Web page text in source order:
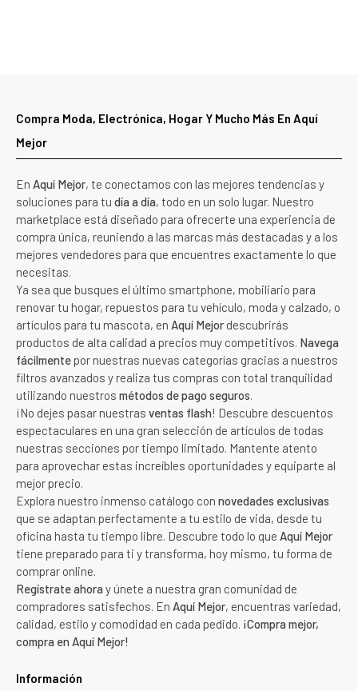
Compra Moda, Electrónica, Hogar Y Mucho Más En Aquí
Mejor
En Aquí Mejor, te conectamos con las mejores tendencias y
soluciones para tu día a día, todo en un solo lugar. Nuestro
marketplace está diseñado para ofrecerte una experiencia de
compra única, reuniendo a las marcas más destacadas y a los
mejores vendedores para que encuentres exactamente lo que
necesitas.
Ya sea que busques el último smartphone, mobiliario para
renovar tu hogar, repuestos para tu vehículo, moda y calzado, o
artículos para tu mascota, en Aquí Mejor descubrirás
productos de alta calidad a precios muy competitivos. Navega
fácilmente por nuestras nuevas categorías gracias a nuestros
filtros avanzados y realiza tus compras con total tranquilidad
utilizando nuestros métodos de pago seguros.
¡No dejes pasar nuestras ventas flash! Descubre descuentos
espectaculares en una gran selección de artículos de todas
nuestras secciones por tiempo limitado. Mantente atento
para aprovechar estas increíbles oportunidades y equiparte al
mejor precio.
Explora nuestro inmenso catálogo con novedades exclusivas
que se adaptan perfectamente a tu estilo de vida, desde tu
oficina hasta tu tiempo libre. Descubre todo lo que Aquí Mejor
tiene preparado para ti y transforma, hoy mismo, tu forma de
comprar online.
Regístrate ahora y únete a nuestra gran comunidad de
compradores satisfechos. En Aquí Mejor, encuentras variedad,
calidad, estilo y comodidad en cada pedido. ¡Compra mejor,
compra en Aquí Mejor!
Información